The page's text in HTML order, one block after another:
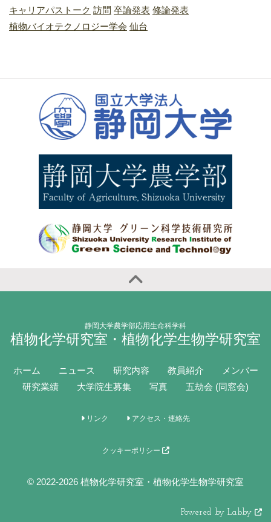
キャリアパストーク 訪問 卒論発表 修論発表
植物バイオテクノロジー学会 仙台
静岡大学農学部応用生命科学科
植物化学研究室・植物化学生物学研究室
ホーム ニュース 研究内容 教員紹介
メンバー
研究業績
大学院生募集 写真 五劫会 (同窓会)
リンク アクセス・連絡先
クッキーポリシー
© 2022-2026 植物化学研究室・植物化学生物学研究室
Powered by Labby